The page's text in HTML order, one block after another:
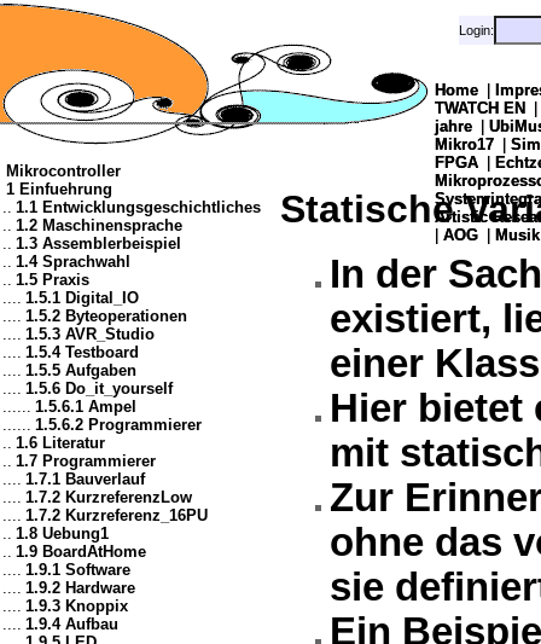
Home
TWATCH EN
jahre
Mikro17
FPGA
Artistic
AOG Musik
Login:
Mikrocontroller
1 Einfuehrung
.. 1.1 Entwicklungsgeschichtliches
.. 1.2 Maschinensprache
.. 1.3 Assemblerbeispiel
.. 1.4 Sprachwahl
.. 1.5 Praxis
.... 1.5.1 Digital_IO
.... 1.5.2 Byteoperationen
.... 1.5.3 AVR_Studio
.... 1.5.4 Testboard
.... 1.5.5 Aufgaben
.... 1.5.6 Do_it_yourself
...... 1.5.6.1 Ampel
...... 1.5.6.2 Programmierer
.. 1.6 Literatur
.. 1.7 Programmierer
.... 1.7.1 Bauverlauf
.... 1.7.2 KurzreferenzLow
.... 1.7.2 Kurzreferenz_16PU
.. 1.8 Uebung1
.. 1.9 BoardAtHome
.... 1.9.1 Software
.... 1.9.2 Hardware
.... 1.9.3 Knoppix
.... 1.9.4 Aufbau
Home
TWATCH EN
jahre
Mikro17
FPGA
Artistic
AOG Musik
Login:
Statische
In der
existiert,
einer
Hier bietet
mit
Zur
ohne das
sie
Ein